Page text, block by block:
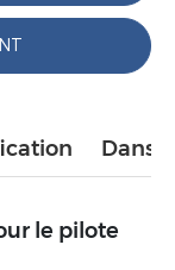
Dans
le pilote